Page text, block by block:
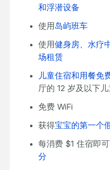
和浮潜设备
使用岛屿班车
使用健身房、水疗
场租赁
儿童住宿和用餐免
厅的 12 岁及以下
免费 WiFi
获得宝宝的第一个
每消费 $1​​ 住宿即
分